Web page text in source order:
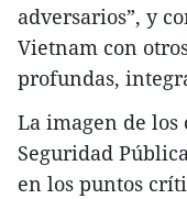
adversarios”, y
Vietnam con
profundas,
La imagen de los
Seguridad
en los puntos